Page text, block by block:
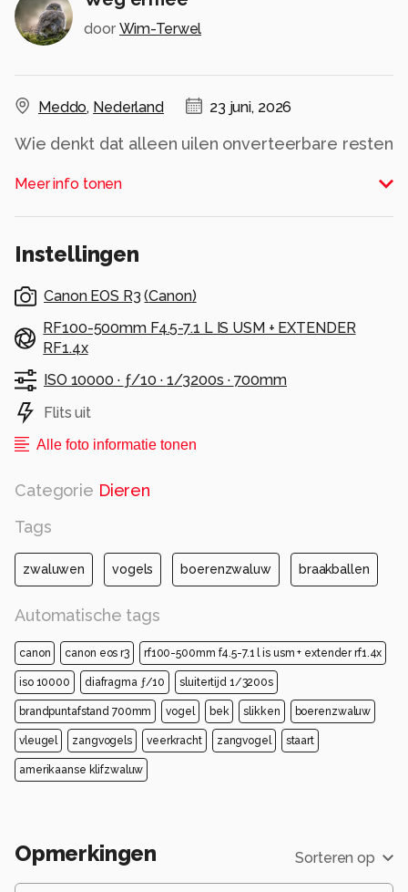
door Wim-Terwel
Meddo, Nederland 23 juni, 2026
Wie denkt dat alleen uilen onverteerbare resten
zwaluwen spugen resten uit die ze niet kunnen
verteren; dat is hopelijk goed te zien op de foto.
Alle rechten voorbehouden
Meer info tonen
Instellingen
Canon EOS R3 (Canon)
RF100-500mm F4.5-7.1 L IS USM + EXTENDER
RF1.4x
ISO 10000 · ƒ/10 · 1/3200s · 700mm
Flits uit
Alle foto informatie tonen
Categorie Dieren
Tags
zwaluwen vogels boerenzwaluw braakballen
Automatische tags
canon canon eos r3 rf100-500mm f4.5-7.1 l is usm + extender rf1.4x
iso 10000 diafragma ƒ/10 sluitertijd 1/3200s
brandpuntafstand 700mm vogel bek slikken boerenzwaluw
vleugel zangvogels veerkracht zangvogel staart
amerikaanse klifzwaluw
Opmerkingen Sorteren op